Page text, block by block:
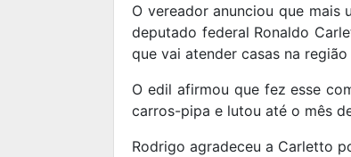
O vereador anunciou que mais
deputado federal Ronaldo
que vai atender casas na
O edil afirmou que fez esse
carros-pipa e lutou até o mês
Rodrigo agradeceu a Carletto